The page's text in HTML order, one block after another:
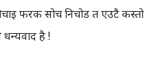
फरक सोच निचोड त एउटै कस्तो
है !